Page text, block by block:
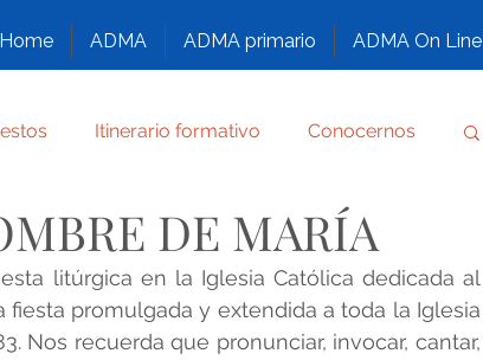
Home ADMA ADMA primario ADMA On Line
Itinerario formativo Conocernos
Reglamento Por gracia obtenida
FORMACIÓN DE LOS ASPIRANTES ADMA
DE MARÍA
litúrgica en la Iglesia Católica dedicada al
fiesta promulgada y extendida a toda la Iglesia
Nos recuerda que pronunciar, invocar, cantar,